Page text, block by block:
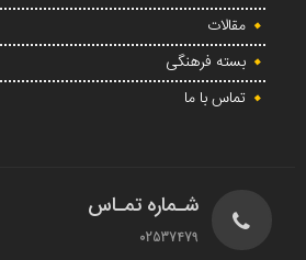
مقالات
بسته فرهنگی
تماس با ما
شـماره تمـاس
02537479